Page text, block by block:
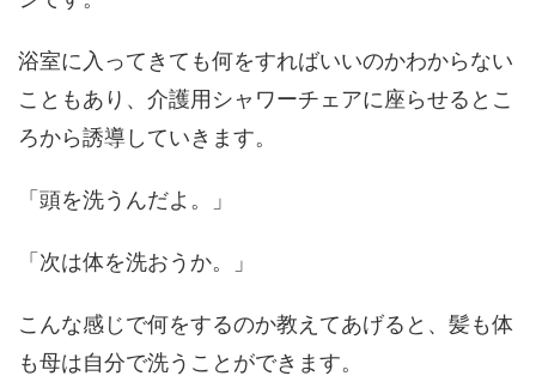
浴室に入ってきても何をすればいいのかわからない
こともあり、介護用シャワーチェアに座らせるとこ
ろから誘導していきます。
「頭を洗うんだよ。」
「次は体を洗おうか。」
こんな感じで何をするのか教えてあげると、髪も体
も母は自分で洗うことができます。